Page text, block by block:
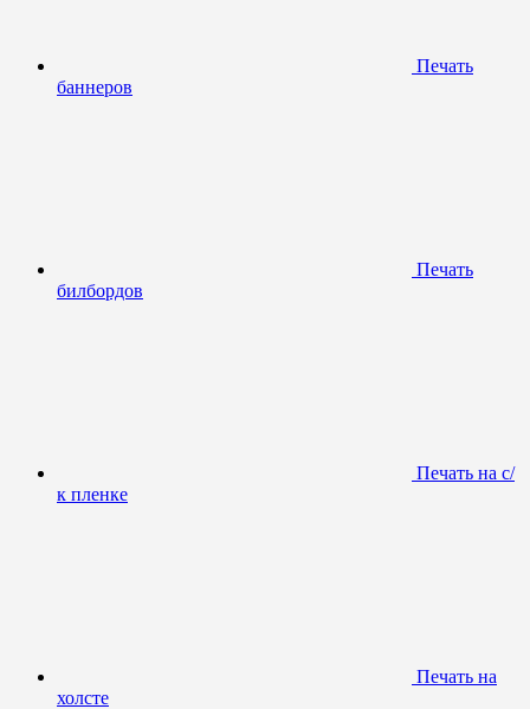
Печать
баннеров
Печать
билбордов
Печать на с/
к пленке
Печать на
холсте